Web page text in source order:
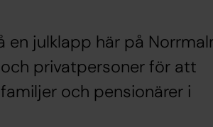
julklapp här på
privatpersoner för att
och pensionärer i